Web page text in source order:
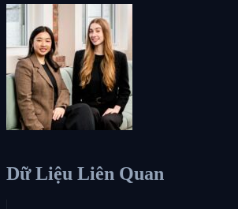
Dữ Liệu Liên Quan